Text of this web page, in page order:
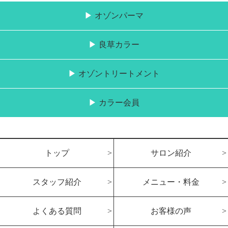
オゾンパーマ
良草カラー
オゾントリートメント
カラー会員
トップ サロン紹介
スタッフ紹介 メニュー・料金
よくある質問 お客様の声